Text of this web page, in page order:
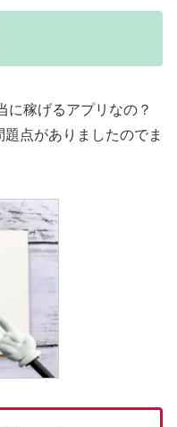
に稼げるアプリなの？
点がありましたのでま